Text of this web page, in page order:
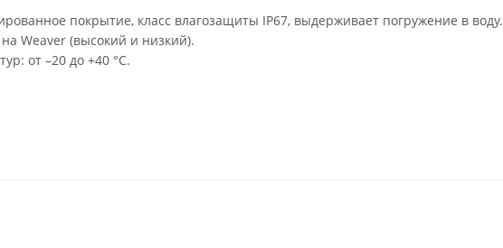
покрытие, класс влагозащиты IP67, выдерживает погружение в воду.
Weaver (высокий и низкий).
от –20 до +40 °С.